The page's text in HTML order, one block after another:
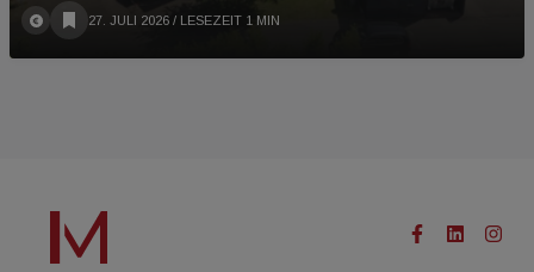
27. JULI 2026 / LESEZEIT 1 MIN